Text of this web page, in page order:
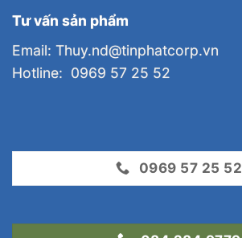
Tư vấn sản phẩm
Email: Thuy.nd@tinphatcorp.vn
Hotline: 0969 57 25 52
0969 57 25 52